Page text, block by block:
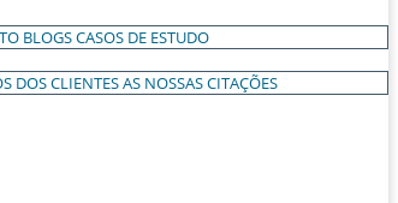
BLOGSCASOS DE ESTUDO
DOS CLIENTESAS NOSSAS CITAÇÕES